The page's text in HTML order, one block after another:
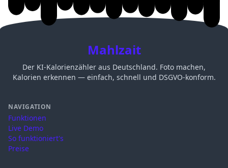
Mahlzait
Der KI-Kalorienzähler aus Deutschland. Foto machen,
Kalorien erkennen — einfach, schnell und DSGVO-konform.
NAVIGATION
Funktionen
Live Demo
So funktioniert's
Preise